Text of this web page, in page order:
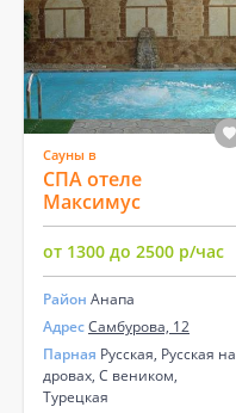
Сауны в
СПА отеле
Максимус
от 1300 до 2500 р/час
Район Анапа
АдресСамбурова, 12
Парная Русская, Русская на
дровах, С веником,
Турецкая